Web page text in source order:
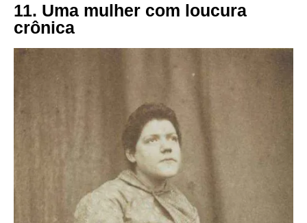
11. Uma mulher com loucura
crônica